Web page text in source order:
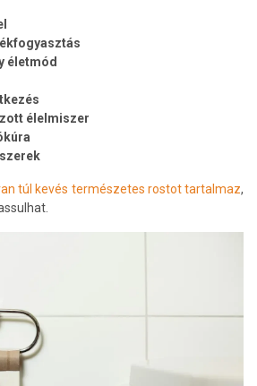
életmód
élelmiszer
túl kevés természetes rostot tartalmaz,